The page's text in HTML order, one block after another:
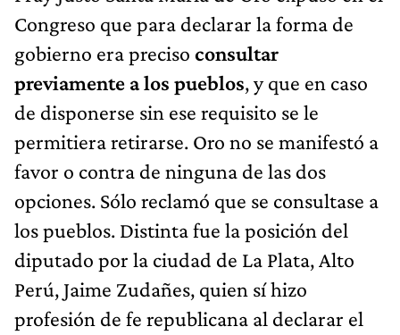
Congreso que para declarar la forma de
gobierno era preciso consultar
previamente a los pueblos, y que en caso
de disponerse sin ese requisito se le
permitiera retirarse. Oro no se manifestó a
favor o contra de ninguna de las dos
opciones. Sólo reclamó que se consultase a
los pueblos. Distinta fue la posición del
diputado por la ciudad de La Plata, Alto
Perú, Jaime Zudañes, quien sí hizo
profesión de fe republicana al declarar el